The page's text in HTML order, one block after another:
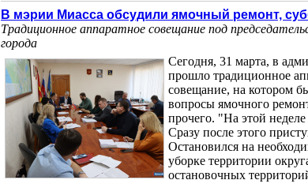
В мэрии Миасса обсудили ямочный ремонт,
Традиционное аппаратное совещание под
города
Сегодня, 31 марта, в
прошло традиционное
совещание, на котором
вопросы ямочного
прочего. "На этой
Сразу после этого
Остановился на
уборке территории
остановочных